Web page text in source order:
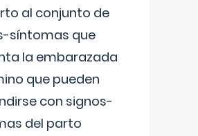
al conjunto de
síntomas que
la embarazada
que pueden
con signos-
del parto